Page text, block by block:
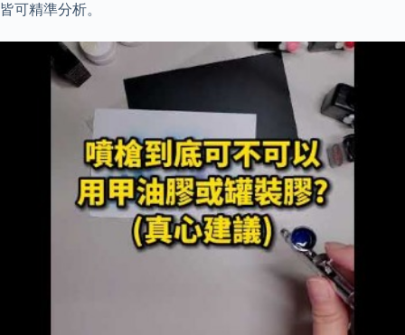
皆可精準分析。